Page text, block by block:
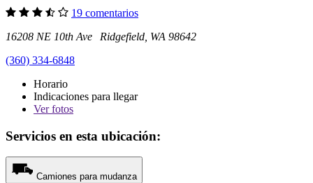
19 comentarios
16208 NE 10th Ave Ridgefield, WA 98642
(360) 334-6848
Horario
Indicaciones para llegar
Verfotos
Servicios en esta ubicación:
Camiones para mudanza